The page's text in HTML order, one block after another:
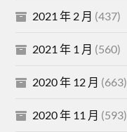
2021 年 2 月 (437)
2021 年 1 月 (560)
2020 年 12 月 (663)
2020 年 11 月 (593)